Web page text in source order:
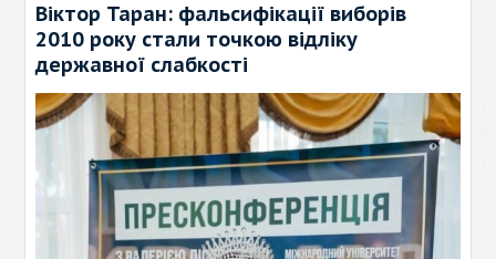
Віктор Таран: фальсифікації виборів
2010 року стали точкою відліку
державної слабкості